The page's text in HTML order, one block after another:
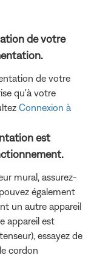
de votre
de votre
qu'à votre
Connexion à
est
mural, assurez-
également
un autre appareil
appareil est
essayez de
cordon